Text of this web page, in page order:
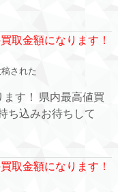
取金額になります！
稿された
す！ 県内最高値買
ち込みお待ちして
取金額になります！